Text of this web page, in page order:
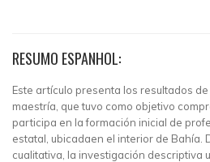
RESUMO ESPANHOL:
Este artículo presenta los resultados
maestría, que tuvo como objetivo
participa en la formación inicial de
estatal, ubicadaen el interior de Bahía.
cualitativa, la investigación descriptiva